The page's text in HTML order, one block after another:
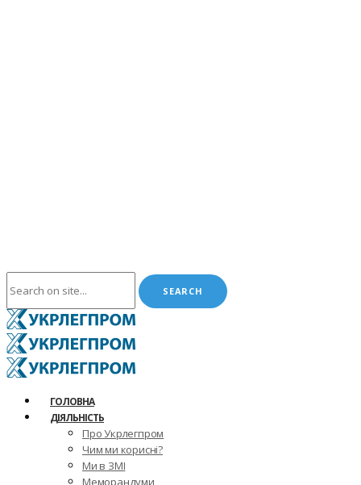
ГОЛОВНА
ДІЯЛЬНІСТЬ
Про Укрлегпром
Чим ми корисні?
Ми в ЗМІ
Меморандуми